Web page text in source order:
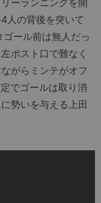
ーランニングを開
人の背後を突いて
ゴール前は無人だっ
ポスト口で難なく
がらミンテがオフ
でゴールは取り消
勢いを与える上田